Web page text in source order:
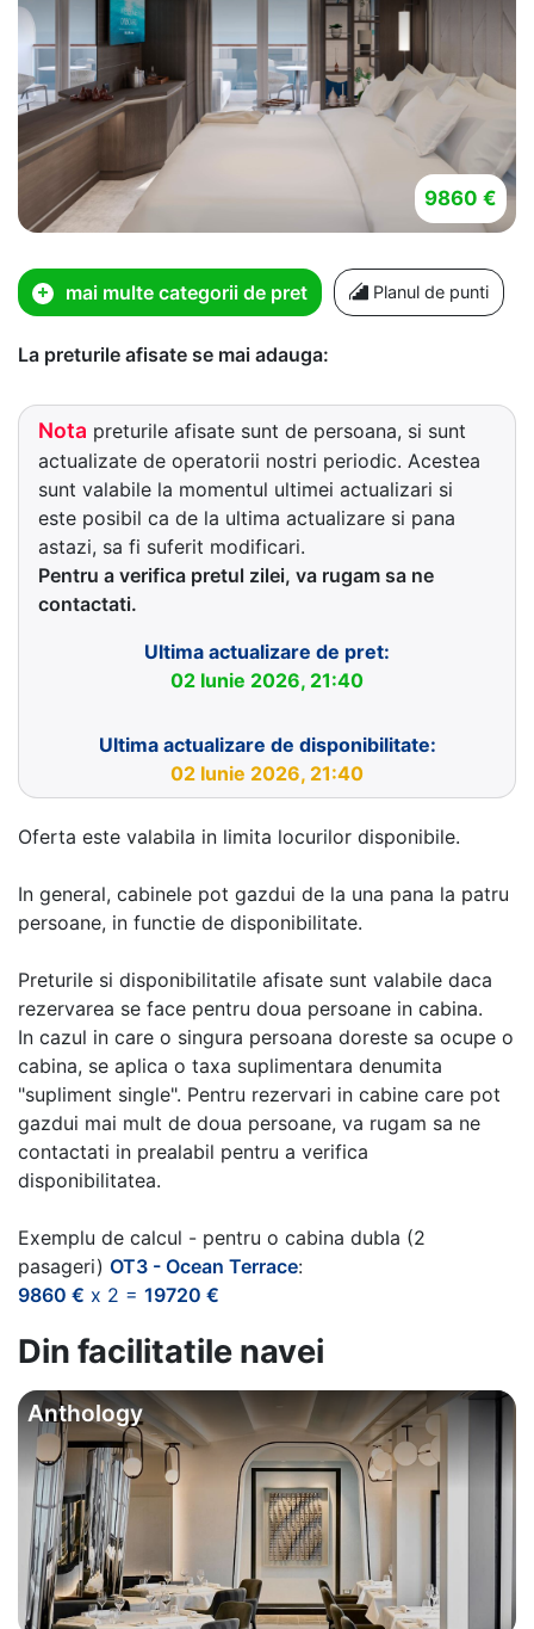
9860 €
mai multe categorii de pret Planul de punti
La preturile afisate se mai adauga:
Nota preturile afisate sunt de persoana, si sunt
actualizate de operatorii nostri periodic. Acestea
sunt valabile la momentul ultimei actualizari si
este posibil ca de la ultima actualizare si pana
astazi, sa fi suferit modificari.
Pentru a verifica pretul zilei, va rugam sa ne
contactati.
Ultima actualizare de pret:
02 Iunie 2026, 21:40
Ultima actualizare de disponibilitate:
02 Iunie 2026, 21:40
Oferta este valabila in limita locurilor disponibile.
In general, cabinele pot gazdui de la una pana la patru
persoane, in functie de disponibilitate.
Preturile si disponibilitatile afisate sunt valabile daca
rezervarea se face pentru doua persoane in cabina.
In cazul in care o singura persoana doreste sa ocupe o
cabina, se aplica o taxa suplimentara denumita
"supliment single". Pentru rezervari in cabine care pot
gazdui mai mult de doua persoane, va rugam sa ne
contactati in prealabil pentru a verifica
disponibilitatea.
Exemplu de calcul - pentru o cabina dubla (2
pasageri) OT3 - Ocean Terrace:
9860 € x 2 = 19720 €
Din facilitatile navei
Anthology